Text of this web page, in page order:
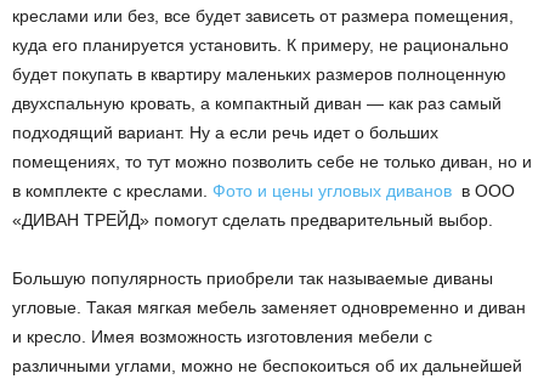
креслами или без, все будет зависеть от размера помещения,
куда его планируется установить. К примеру, не рационально
будет покупать в квартиру маленьких размеров полноценную
двухспальную кровать, а компактный диван — как раз самый
подходящий вариант. Ну а если речь идет о больших
помещениях, то тут можно позволить себе не только диван, но и
в комплекте с креслами. Фото и цены угловых диванов в ООО
«ДИВАН ТРЕЙД» помогут сделать предварительный выбор.
Большую популярность приобрели так называемые диваны
угловые. Такая мягкая мебель заменяет одновременно и диван
и кресло. Имея возможность изготовления мебели с
различными углами, можно не беспокоиться об их дальнейшей